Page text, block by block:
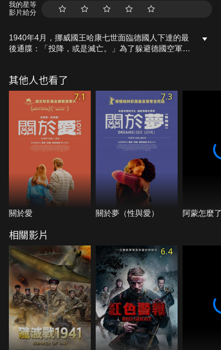
我的星等
影片給分
1940年4月，挪威國王哈康七世面臨德國人下達的最
後通牒：「投降，或是滅亡。」為了躲避德國空軍與
與德國人決一死戰。國王哈康做出了最後的抉擇，一
個可能賠上包含他與家人在內，成千上萬挪威人性命
的決定……
其他人也看了
7.1
關於愛
7.3
關於夢（性與愛） 阿蒙怎麼
相關影片
6.4